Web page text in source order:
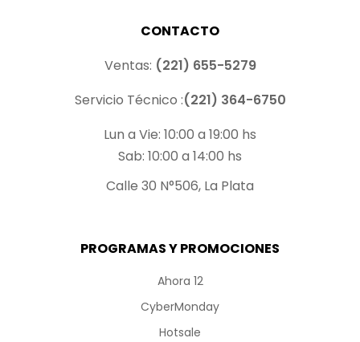
PROGRAMAS Y PROMOCIONES
Ahora 12
CyberMonday
Hotsale
CONTACTO
Ventas: (221) 655-5279
Servicio Técnico :(221) 364-6750
Lun a Vie: 10:00 a 19:00 hs
Sab: 10:00 a 14:00 hs
Calle 30 N°506, La Plata